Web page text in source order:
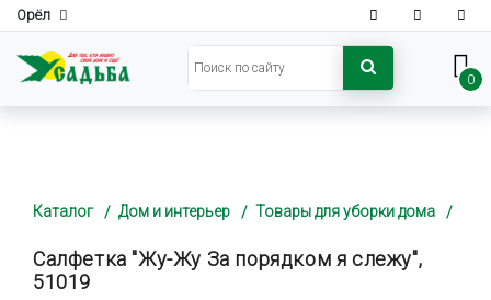
Орёл
0
Каталог Дом и интерьер Товары для уборки дома
Салфетка "Жу-Жу За порядком я слежу",
51019